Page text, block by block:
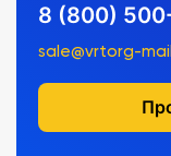
8 (800)
sale@vrtorg-